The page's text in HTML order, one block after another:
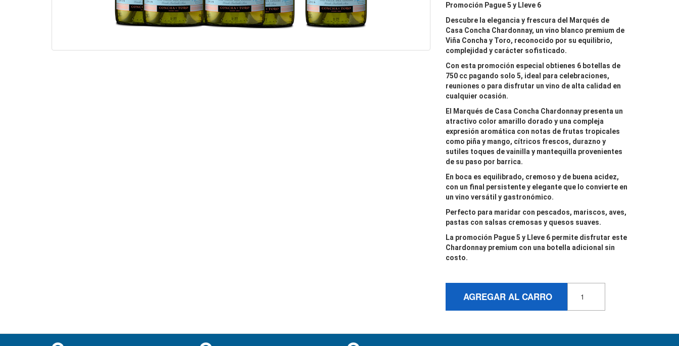
Promoción Pague 5 y Lleve 6
Descubre la elegancia y frescura del
Marqués de
Casa Concha Chardonnay, un vino blanco premium de
Viña Concha y Toro, reconocido por su equilibrio,
complejidad y carácter sofisticado.
Con esta promoción especial obtienes 6 botellas de
750 cc pagando solo 5, ideal para celebraciones,
reuniones o para disfrutar un vino de alta calidad en
cualquier ocasión.
El
Marqués de Casa Concha Chardonnay presenta un
atractivo color amarillo dorado y una compleja
expresión aromática con notas de frutas tropicales
como piña y mango, cítricos frescos, durazno y
sutiles toques de vainilla y mantequilla provenientes
de su paso por barrica.
En boca es equilibrado, cremoso y de buena acidez,
con un final persistente y elegante que lo convierte en
un vino versátil y gastronómico.
Perfecto para maridar con pescados, mariscos, aves,
pastas con salsas cremosas y quesos suaves.
La promoción Pague 5 y Lleve 6 permite disfrutar este
Chardonnay premium con una botella adicional sin
costo.
AGREGAR AL CARRO